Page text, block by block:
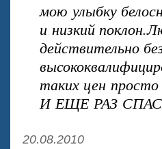
мою улыбку
и низкий
действительно
таких цен
И ЕЩЕ РАЗ
20.08.2010